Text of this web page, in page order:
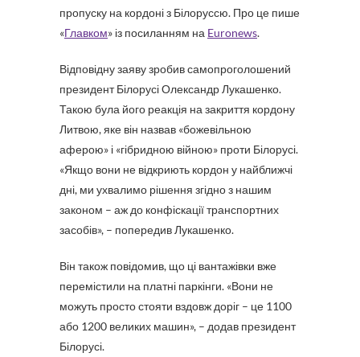
пропуску на кордоні з Білоруссю. Про це пише
«Главком» із посиланням на Euronews.
Відповідну заяву зробив самопроголошений
президент Білорусі Олександр Лукашенко.
Такою була його реакція на закриття кордону
Литвою, яке він назвав «божевільною
аферою» і «гібридною війною» проти Білорусі.
«Якщо вони не відкриють кордон у найближчі
дні, ми ухвалимо рішення згідно з нашим
законом – аж до конфіскації транспортних
засобів», – попередив Лукашенко.
Він також повідомив, що ці вантажівки вже
перемістили на платні паркінги. «Вони не
можуть просто стояти вздовж доріг – це 1100
або 1200 великих машин», – додав президент
Білорусі.